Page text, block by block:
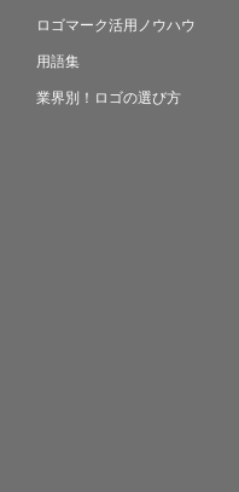
ロゴマーク活用ノウハウ
用語集
業界別！ロゴの選び方